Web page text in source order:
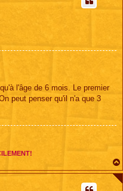
l'âge de 6 mois. Le premier
peut penser qu'il n'a que 3